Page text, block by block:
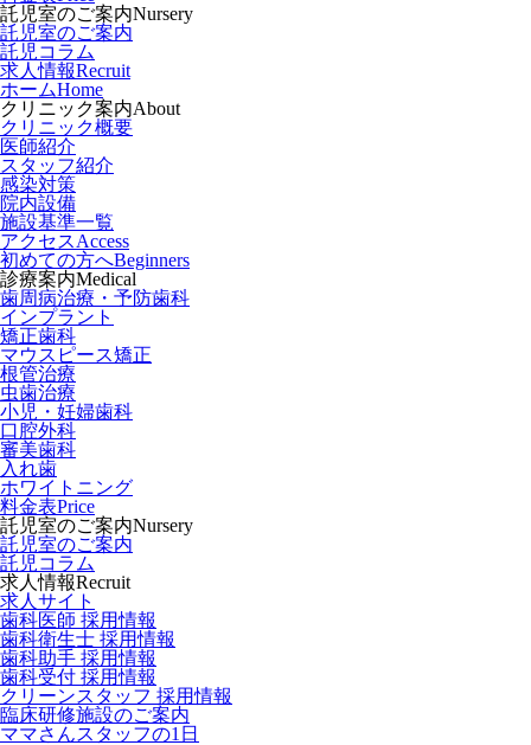
託児室のご案内Nursery
託児室のご案内
託児コラム
求人情報Recruit
ホームHome
クリニック案内About
クリニック概要
医師紹介
スタッフ紹介
感染対策
院内設備
施設基準一覧
アクセスAccess
初めての方へBeginners
診療案内Medical
歯周病治療・予防歯科
インプラント
矯正歯科
マウスピース矯正
根管治療
虫歯治療
小児・妊婦歯科
口腔外科
審美歯科
入れ歯
ホワイトニング
料金表Price
託児室のご案内Nursery
託児室のご案内
託児コラム
求人情報Recruit
求人サイト
歯科医師 採用情報
歯科衛生士 採用情報
歯科助手 採用情報
歯科受付 採用情報
クリーンスタッフ 採用情報
臨床研修施設のご案内
ママさんスタッフの1日